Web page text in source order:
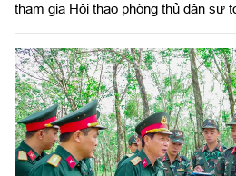
tham gia Hội thao phòng thủ dân sự
lệnh Quân khu dự và phát biểu chỉ